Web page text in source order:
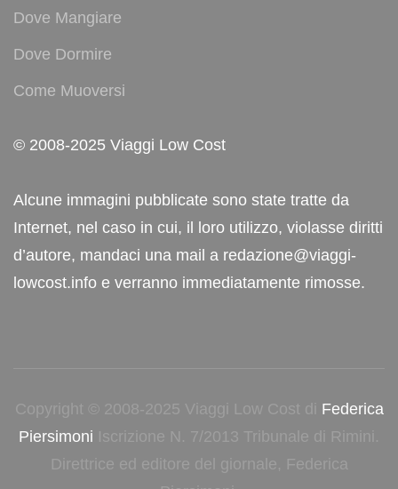
Dove Mangiare
Dove Dormire
Come Muoversi
© 2008-2025 Viaggi Low Cost
Alcune immagini pubblicate sono state tratte da
Internet, nel caso in cui, il loro utilizzo, violasse diritti
d’autore, mandaci una mail a redazione@viaggi-
lowcost.info e verranno immediatamente rimosse.
Copyright © 2008-2025 Viaggi Low Cost di Federica
Piersimoni Iscrizione N. 7/2013 Tribunale di Rimini.
Direttrice ed editore del giornale, Federica